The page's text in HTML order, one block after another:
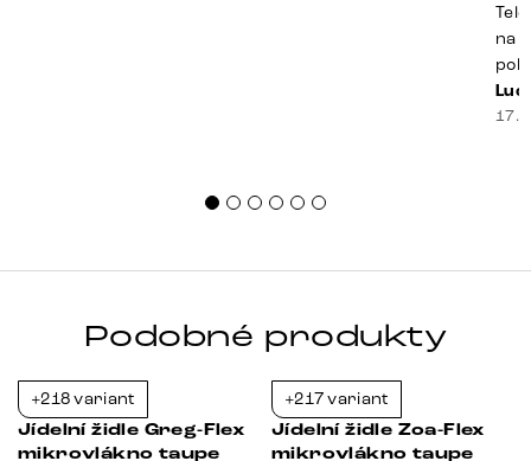
na
17.
Podobné produkty
+218 variant
Jídelní židle Greg-Flex
mikrovlákno taupe
+217 variant
Jídelní židle Zoa-Flex
mikrovlákno taupe